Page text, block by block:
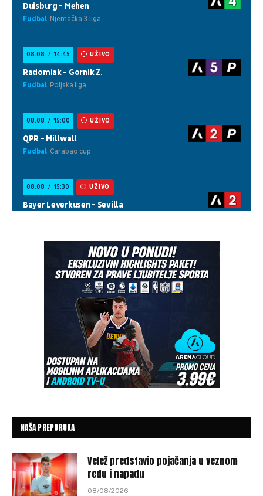
NAŠA PREPORUKA
Velež predstavio pojačanja u veznom
redu i napadu
08/08/2026